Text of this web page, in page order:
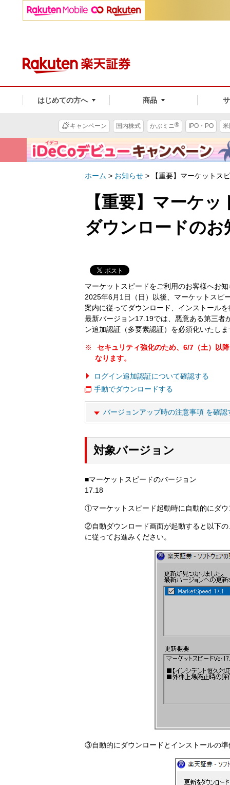
はじめての方へ 商品
キャンペーン 国内株式 かぶミニ® IPO・PO
ホーム > お知らせ > 【重要】マーケットス
【重要】マーケ
ダウンロードのお
マーケットスピードをご利用のお客様へお
2025年6月1日（日）以後、マーケットスピ
案内に従ってダウンロード、インストール
最新バージョン17.19では、悪意ある第三者
ン追加認証（多要素認証）を必須化いたし
セキュリティ強化のため、6/7（土）以
なります。
ログイン追加認証について確認する
手動でダウンロードする
バージョンアップ時の注意事項 を確認
対象バージョン
■マーケットスピードのバージョン
17.18
①マーケットスピード起動時に自動的にダ
②自動ダウンロード画面が起動すると以下
に従ってお進みください。
③自動的にダウンロードとインストールの